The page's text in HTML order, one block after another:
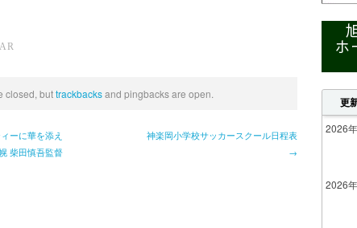
closed, buttrackbacksand pingbacks are open.
ーに華を添え
柴田慎吾監督
神楽岡小学校サッカースクール日程表
→
更
2026
2026